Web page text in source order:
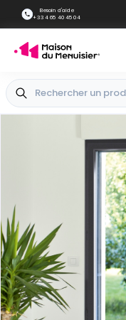
Besoin d'aide
+33 4 65 40 45 04